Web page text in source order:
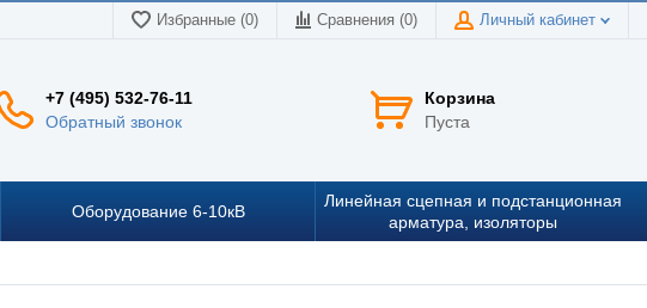
Избранные (0) Сравнения (0) Личный кабинет
+7 (495) 532-76-11
Обратный звонок
Корзина
Пуста
Оборудование 6-10кВ
Линейная сцепная и подстанционная
арматура, изоляторы